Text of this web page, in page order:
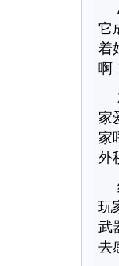
它
着
啊
家
家
外
玩
武
去